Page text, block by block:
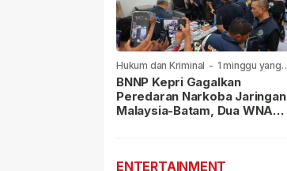
Hukum dan Kriminal - 1 minggu yang
lalu
BNNP Kepri Gagalkan
Peredaran Narkoba Jaringan
Malaysia-Batam, Dua WNA
ENTERTAINMENT